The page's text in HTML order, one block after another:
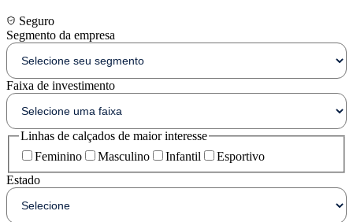
Seguro
Segmento da empresa
Faixa de investimento
Linhas de calçados de maior interesse
Feminino
Masculino Infantil
Esportivo
Estado